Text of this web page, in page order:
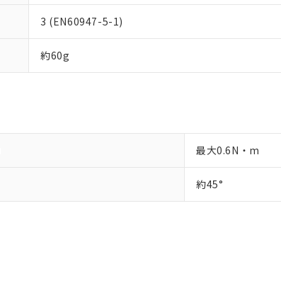
3 (EN60947-5-1)
約60g
最大0.6N・m
約45°